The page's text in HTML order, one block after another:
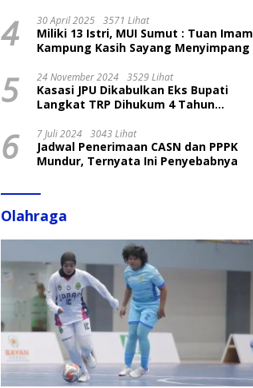
4 30 April 2025 3571 Lihat
Miliki 13 Istri, MUI Sumut : Tuan Imam
Kampung Kasih Sayang Menyimpang
5 24 November 2024 3529 Lihat
Kasasi JPU Dikabulkan Eks Bupati
Langkat TRP Dihukum 4 Tahun
6 7 Juli 2024 3043 Lihat
Jadwal Penerimaan CASN dan PPPK
Mundur, Ternyata Ini Penyebabnya
Olahraga